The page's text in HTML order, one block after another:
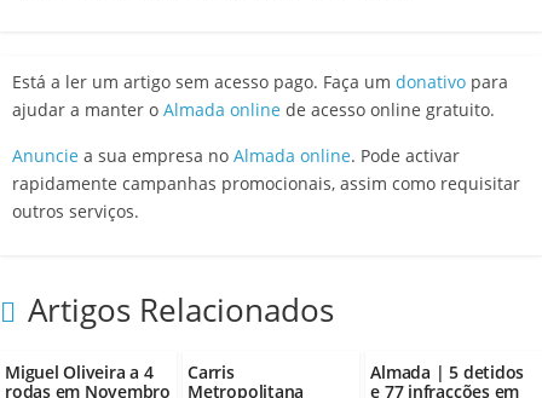
Está a ler um artigo sem acesso pago. Faça um donativo para
ajudar a manter o Almada online de acesso online gratuito.
Anuncie a sua empresa no Almada online. Pode activar
rapidamente campanhas promocionais, assim como requisitar
outros serviços.
Artigos Relacionados
Miguel Oliveira a 4
rodas em Novembro
Carris
Metropolitana
Almada | 5 detidos
e 77 infracções em